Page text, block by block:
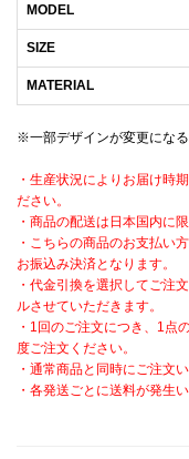
MODEL
SIZE
MATERIAL
※一部デザインが変更になる
・生産状況によりお届け時
ださい。
・商品の配送は日本国内に限
・こちらの商品のお支払い
お振込み決済となります。
・代金引換を選択してご注
ルさせていただきます。
・1回のご注文につき、1点
度ご注文ください。
・通常商品と同時にご注文
・各発送ごとに送料が発生